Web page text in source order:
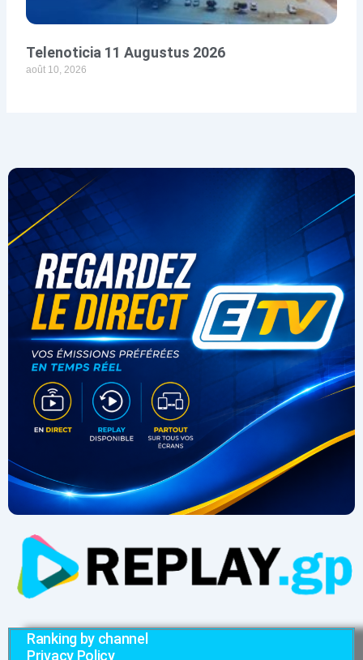
Telenoticia 11 Augustus 2026
août 10, 2026
Ranking by channel
Privacy Policy